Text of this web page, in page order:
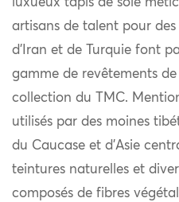
luxueux tapis de soie
artisans de talent pour
d’Iran et de Turquie font
gamme de revêtements
collection du TMC.
utilisés par des moines
du Caucase et d’Asie
teintures naturelles et
composés de fibres